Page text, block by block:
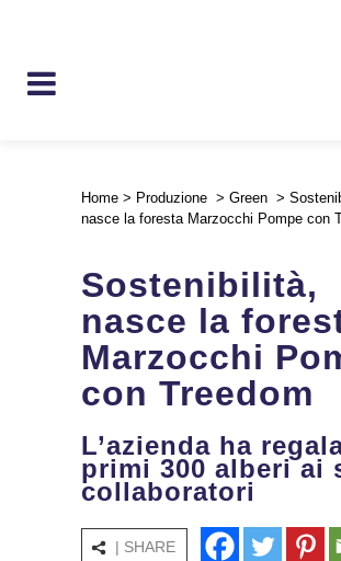
Home > Produzione > Green >
nasce la foresta Marzocchi Pompe con
Sostenibilità,
nasce la
Marzocchi
con Treedom
L’azienda ha
primi 300 alberi ai
collaboratori
| SHARE